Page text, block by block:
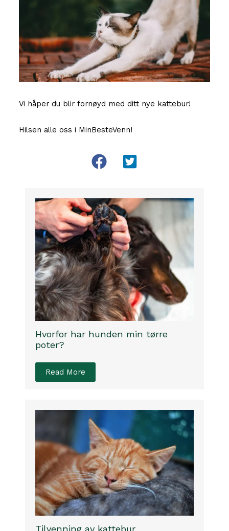
Vi håper du blir fornøyd med ditt nye kattebur!
Hilsen alle oss i MinBesteVenn!
Hvorfor har hunden min tørre
poter?
Read More
Tilvenning av kattebur